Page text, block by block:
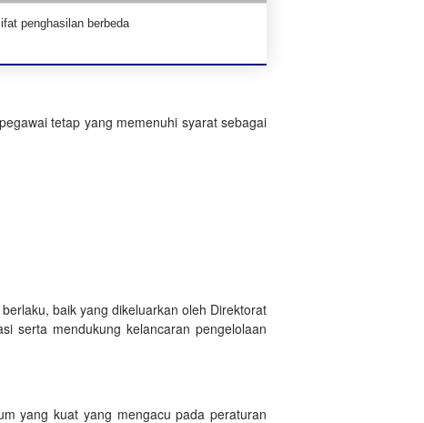
penghasilan berbeda
tetap yang memenuhi syarat sebagai
baik yang dikeluarkan oleh Direktorat
serta mendukung kelancaran pengelolaan
yang kuat yang mengacu pada peraturan